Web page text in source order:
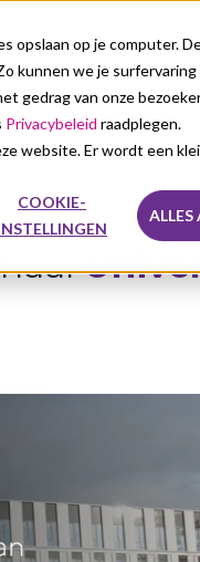
op je computer.
kunnen we je
gedrag van onze
Privacybeleid raadplegen.
website. Er wordt een
COOKIE-
ALLES
oplossingen Voor
haal